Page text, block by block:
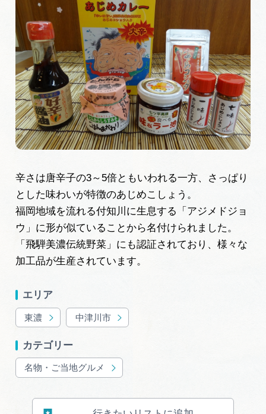
インフォメーション
ぎふ旅レポーター記事
早わかり岐阜
買い物・お土産
体験予約サイト「ＶＩＳＩＴ岐阜県」
岐阜県まるごと観光エリアガイド
岐阜県観光データベース
フォトライブラリー
動画ライブラリー
お問い合わせ
辛さは唐辛子の3～5倍ともいわれる一方、さっぱり
とした味わいが特徴のあじめこしょう。
福岡地域を流れる付知川に生息する「アジメドジョ
ウ」に形が似ていることから名付けられました。
「飛騨美濃伝統野菜」にも認証されており、様々な
加工品が生産されています。
エリア
東濃 中津川市
カテゴリー
名物・ご当地グルメ